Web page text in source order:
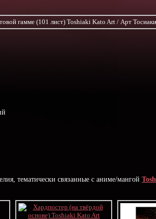
тематически связанные с аниме/мангой